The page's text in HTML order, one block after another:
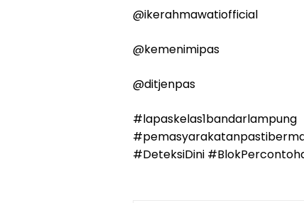
@ikerahmawatiofficial
@kemenimipas
@ditjenpas
#lapaskelas1bandarlampung
#DeteksiDini